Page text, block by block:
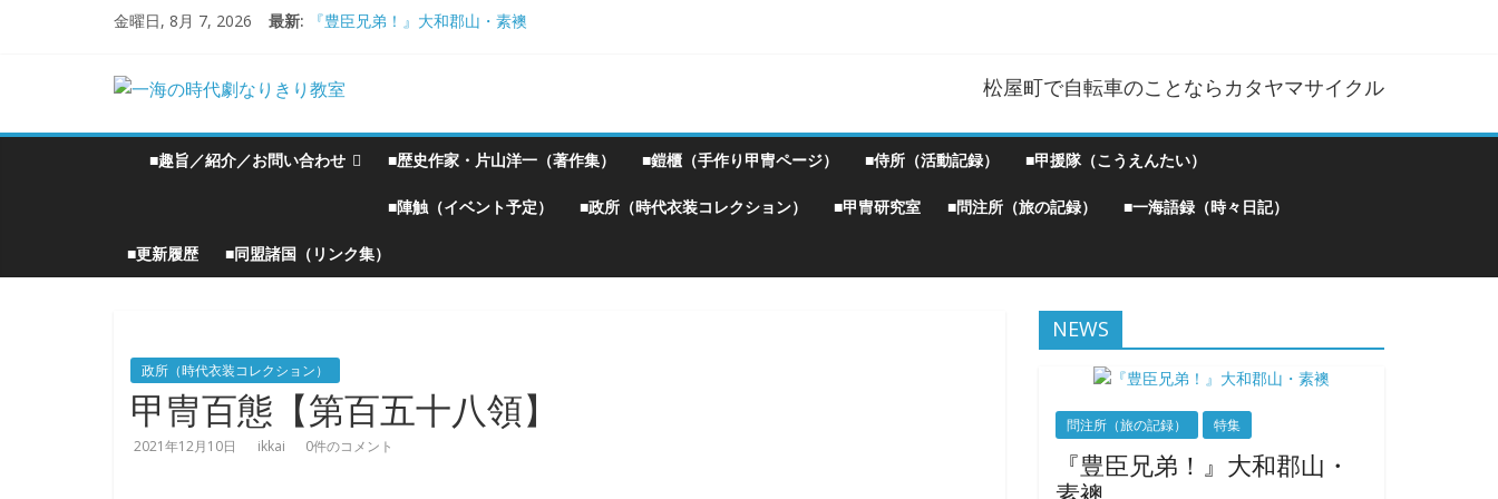
金曜日, 8月 7, 2026 最新:
『豊臣兄弟！』大和郡山・素襖
●大和郡山城（『豊臣兄弟！』企画）
一
海
の
時
代
劇
な
松屋町で自転車のことならカタヤマサイクル
■趣旨／紹介／お問い合わせ ■歴史作家・片山洋一（著作集） ■鎧櫃（手作り甲冑ページ） ■侍所（活動記録） ■甲援隊（こうえんたい）
■陣触（イベント予定） ■政所（時代衣装コレクション） ■甲冑研究室 ■問注所（旅の記録） ■一海語録（時々日記）
■更新履歴 ■同盟諸国（リンク集）
政所（時代衣装コレクション）
甲冑百態【第百五十八領】
2021年12月10日 ikkai 0件のコメント
NEWS
問注所（旅の記録） 特集
『豊臣兄弟！』大和郡山・